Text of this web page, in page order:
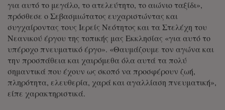
για αυτό το μεγάλο, το ατελεύτητο, το αιώνιο ταξίδι»,
πρόσθεσε ο Σεβασμιώτατος ευχαριστώντας και
συγχαίροντας τους Ιερείς Νεότητος και τα Στελέχη του
Νεανικού έργου της τοπικής μας Εκκλησίας «για αυτό το
υπέροχο πνευματικό έργο». «Θαυμάζουμε τον αγώνα και
την προσπάθεια και χαιρόμεθα όλα αυτά τα πολύ
σημαντικά που έχουν ως σκοπό να προσφέρουν ζωή,
πληρότητα, ελευθερία, χαρά και αγαλλίαση πνευματική»,
είπε χαρακτηριστικά.